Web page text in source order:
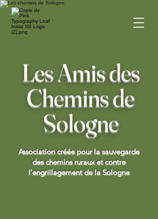
Les Amis des
Chemins de
Sologne
Association créée pour la sauvegarde
des chemins ruraux et contre
l'engrillagement de la Sologne